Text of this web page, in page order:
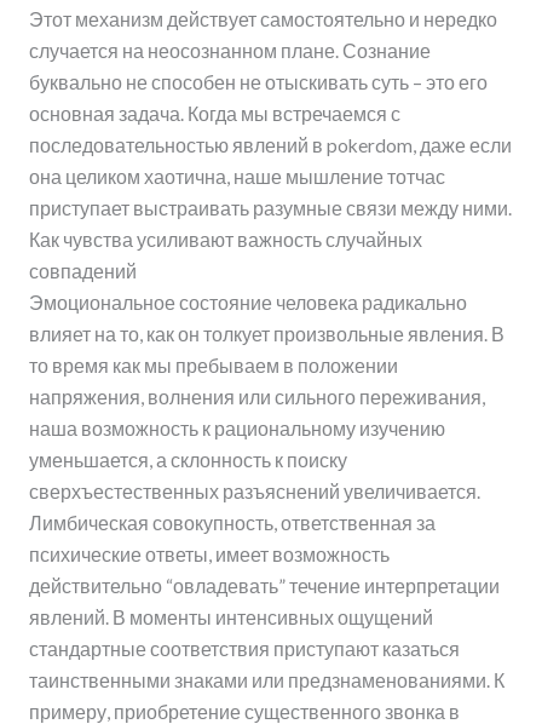
Этот механизм действует самостоятельно и нередко
случается на неосознанном плане. Сознание
буквально не способен не отыскивать суть – это его
основная задача. Когда мы встречаемся с
последовательностью явлений в pokerdom, даже если
она целиком хаотична, наше мышление тотчас
приступает выстраивать разумные связи между ними.
Как чувства усиливают важность случайных
совпадений
Эмоциональное состояние человека радикально
влияет на то, как он толкует произвольные явления. В
то время как мы пребываем в положении
напряжения, волнения или сильного переживания,
наша возможность к рациональному изучению
уменьшается, а склонность к поиску
сверхъестественных разъяснений увеличивается.
Лимбическая совокупность, ответственная за
психические ответы, имеет возможность
действительно “овладевать” течение интерпретации
явлений. В моменты интенсивных ощущений
стандартные соответствия приступают казаться
таинственными знаками или предзнаменованиями. К
примеру, приобретение существенного звонка в